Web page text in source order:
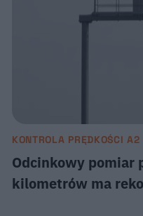
KONTROLA PRĘDKOŚCI A2
Odcinkowy pomiar
kilometrów ma